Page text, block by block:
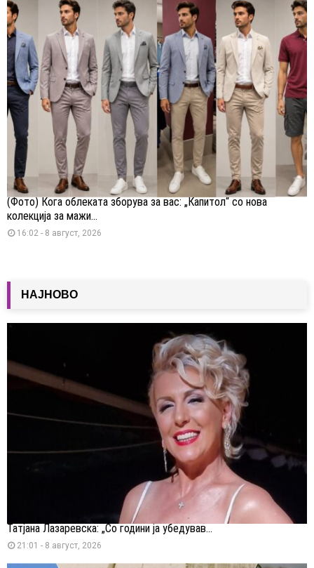
(Фото) Кога облеката зборува за вас: „Капитол“ со нова
колекција за мажи...
16:02 - 8 август, 2026
НАЈНОВО
Татјана Лазаревска: „Со години ја убедував...
21:01 - 8 август, 2026